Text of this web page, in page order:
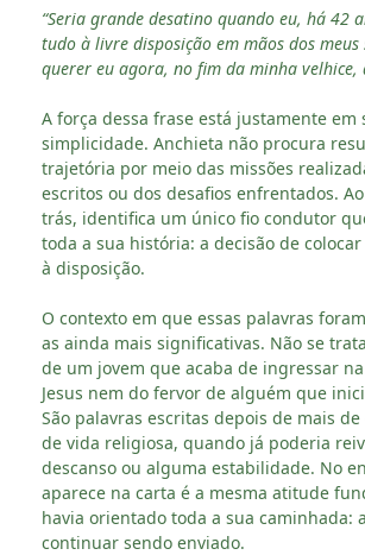
“Seria grande desatino quando eu, há 42
tudo à livre disposição em mãos dos meus
querer eu agora, no fim da minha velhice,
A força dessa frase está justamente em
simplicidade. Anchieta não procura
trajetória por meio das missões
escritos ou dos desafios enfrentados.
trás, identifica um único fio condutor
toda a sua história: a decisão de
à disposição.
O contexto em que essas palavras
as ainda mais significativas. Não se
de um jovem que acaba de ingressar
Jesus nem do fervor de alguém que
São palavras escritas depois de mais
de vida religiosa, quando já poderia
descanso ou alguma estabilidade. No
aparece na carta é a mesma atitude
havia orientado toda a sua caminhada:
continuar sendo enviado.